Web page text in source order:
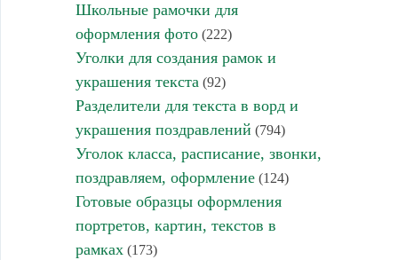
Школьные рамочки для
оформления фото(222)
Уголки для создания рамок и
украшения текста (92)
Разделители для текста в ворд и
украшения поздравлений (794)
Уголок класса, расписание, звонки,
поздравляем, оформление(124)
Готовые образцы оформления
портретов, картин, текстов в
рамках(173)